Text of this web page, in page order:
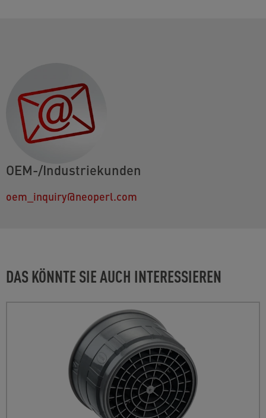
OEM-/Industriekunden
oem_inquiry@neoperl.com
DAS KÖNNTE SIE AUCH INTERESSIEREN